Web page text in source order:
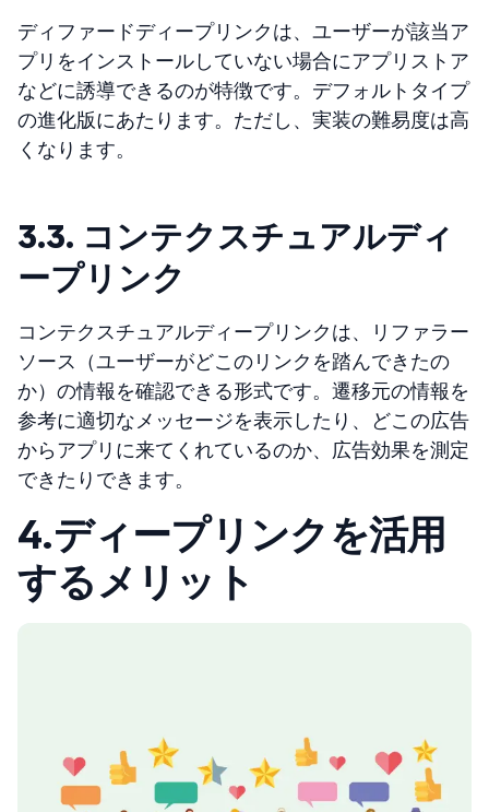
ディファードディープリンクは、ユーザーが該当ア
プリをインストールしていない場合にアプリストア
などに誘導できるのが特徴です。デフォルトタイプ
の進化版にあたります。ただし、実装の難易度は高
くなります。
3.3. コンテクスチュアルディ
ープリンク
コンテクスチュアルディープリンクは、リファラー
ソース（ユーザーがどこのリンクを踏んできたの
か）の情報を確認できる形式です。遷移元の情報を
参考に適切なメッセージを表示したり、どこの広告
からアプリに来てくれているのか、広告効果を測定
できたりできます。
4.ディープリンクを活用
するメリット